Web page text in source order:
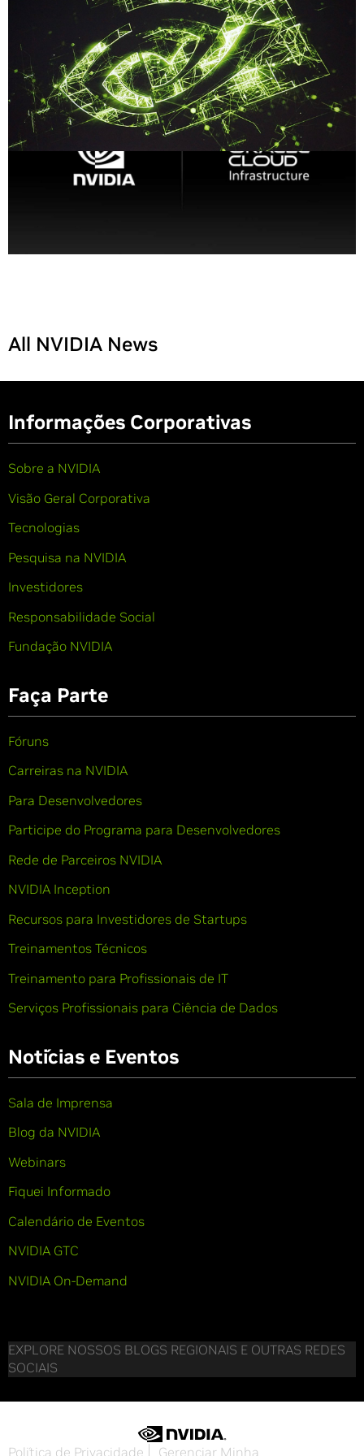
All NVIDIA News
Informações Corporativas
Sobre a NVIDIA
Visão Geral Corporativa
Tecnologias
Pesquisa na NVIDIA
Investidores
Responsabilidade Social
Fundação NVIDIA
Faça Parte
Fóruns
Carreiras na NVIDIA
Para Desenvolvedores
Participe do Programa para Desenvolvedores
Rede de Parceiros NVIDIA
NVIDIA Inception
Recursos para Investidores de Startups
Treinamentos Técnicos
Treinamento para Profissionais de IT
Serviços Profissionais para Ciência de Dados
Notícias e Eventos
Sala de Imprensa
Blog da NVIDIA
Webinars
Fiquei Informado
Calendário de Eventos
NVIDIA GTC
NVIDIA On-Demand
EXPLORE NOSSOS BLOGS REGIONAIS E OUTRAS REDES
SOCIAIS
Política de Privacidade Gerenciar Minha